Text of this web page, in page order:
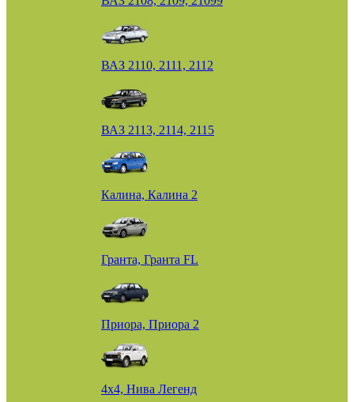
ВАЗ 2110, 2111, 2112
ВАЗ 2113, 2114, 2115
Калина, Калина 2
Гранта, Гранта FL
Приора, Приора 2
4х4, Нива Легенд